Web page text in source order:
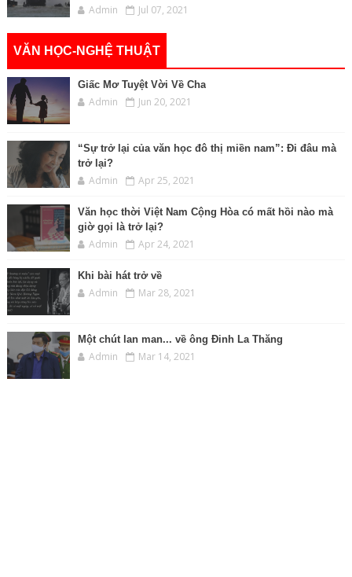
Admin Jul 07, 2021
VĂN HỌC-NGHỆ THUẬT
Giấc Mơ Tuyệt Vời Về Cha
Admin Jun 20, 2021
“Sự trở lại của văn học đô thị miền nam”: Đi đâu mà
trở lại?
Admin Apr 25, 2021
Văn học thời Việt Nam Cộng Hòa có mất hồi nào mà
giờ gọi là trở lại?
Admin Apr 24, 2021
Khi bài hát trở về
Admin Mar 28, 2021
Một chút lan man... về ông Đinh La Thăng
Admin Mar 14, 2021